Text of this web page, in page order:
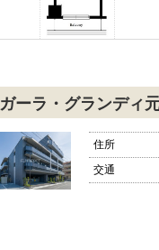
ガーラ・グランディ
住所
交通